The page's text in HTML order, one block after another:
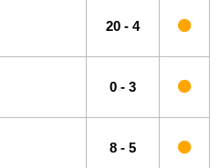
20 - 4
0 - 3
8 - 5